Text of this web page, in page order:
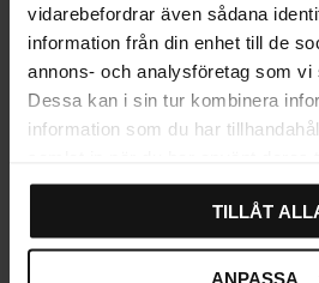
vidarebefordrar även sådana
information från din enhet till de
annons- och analysföretag som vi
Dessa kan i sin tur kombinera
information som du har
TILLÅT
ANPASSA
ANMELDELSER
Relaterte